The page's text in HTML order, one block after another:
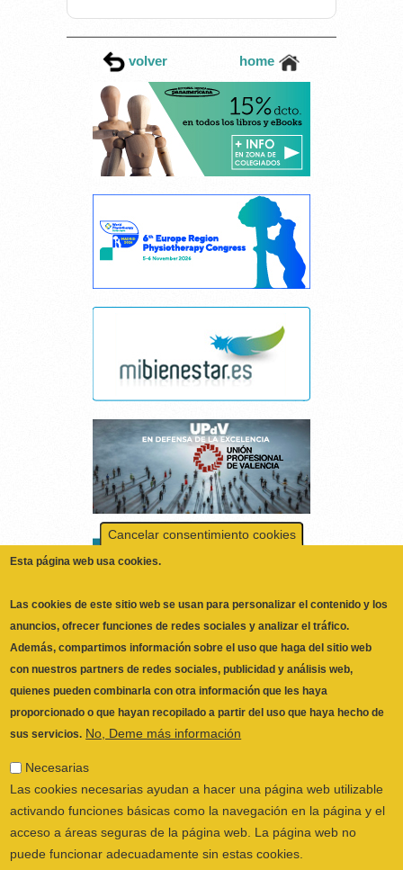
volver home
ILUSTRE COLEGIO OFICIAL DE
FISIOTERAPEUTAS DE LA COMUNIDAD
VALENCIANA© 2026
CALLE SAN VICENTE Nº 61,2º-2ª. CÓDIGO
POSTAL 46002 VALENCIA, ESPAÑA
POLÍTICA PRIVACIDAD|AVISO LEGAL
Cancelar consentimiento cookies
Esta página web usa cookies.
Las cookies de este sitio web se usan para personalizar el contenido y los
anuncios, ofrecer funciones de redes sociales y analizar el tráfico.
con nuestros partners de redes sociales, publicidad y análisis web,
quienes pueden combinarla con otra información que les haya
proporcionado o que hayan recopilado a partir del uso que haya hecho de
sus servicios. No, Deme más información
Necesarias
Las cookies necesarias ayudan a hacer una página web utilizable
activando funciones básicas como la navegación en la página y el
acceso a áreas seguras de la página web. La página web no
puede funcionar adecuadamente sin estas cookies.
Preferencias
Las cookies de preferencias permiten a la página web recordar
información que cambia la forma en que la página se comporta o